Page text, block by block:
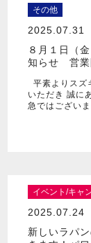
その他
2025.07.31
８月１日（
知らせ 営業
平素よりスズ
いただき 誠に
急ではござい
イベント/キャ
2025.07.24
新しいラパ